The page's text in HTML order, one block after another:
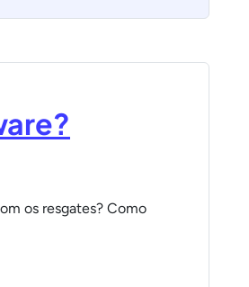
os resgates? Como